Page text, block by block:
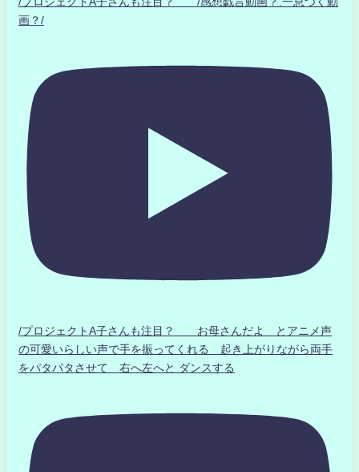
画？/
/プロジェクトA子さんも注目？ お母さんだよ とアニメ声
の可愛いらしい声で手を振ってくれる 起き上がりながら両手
をパタパタさせて 右へ左へと ダンスする